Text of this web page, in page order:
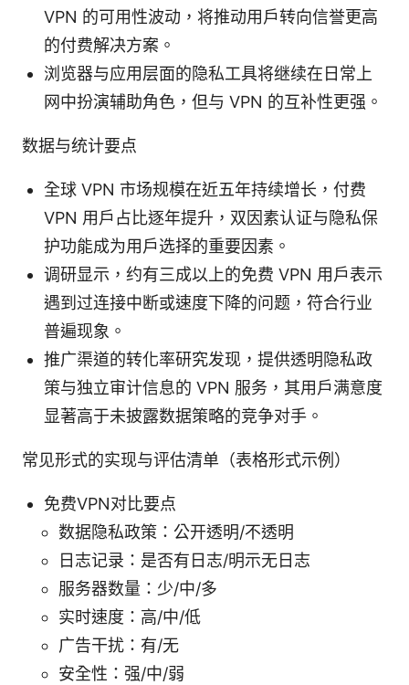
VPN 的可用性波动，将推动用户转向信誉更高
的付费解决方案。
浏览器与应用层面的隐私工具将继续在日常上
网中扮演辅助角色，但与 VPN 的互补性更强。
数据与统计要点
全球 VPN 市场规模在近五年持续增长，付费
VPN 用户占比逐年提升，双因素认证与隐私保
护功能成为用户选择的重要因素。
调研显示，约有三成以上的免费 VPN 用户表示
遇到过连接中断或速度下降的问题，符合行业
普遍现象。
推广渠道的转化率研究发现，提供透明隐私政
策与独立审计信息的 VPN 服务，其用户满意度
显著高于未披露数据策略的竞争对手。
常见形式的实现与评估清单（表格形式示例）
免费VPN对比要点
数据隐私政策：公开透明/不透明
日志记录：是否有日志/明示无日志
服务器数量：少/中/多
实时速度：高/中/低
广告干扰：有/无
安全性：强/中/弱